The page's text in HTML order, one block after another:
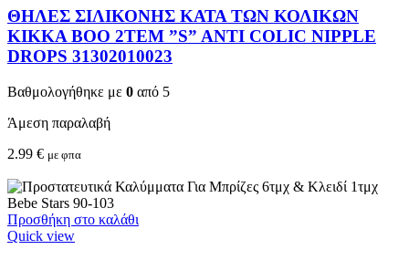
ΘΗΛΕΣ ΣΙΛΙΚΟΝΗΣ ΚΑΤΑ ΤΩΝ ΚΟΛΙΚΩΝ
KIKKA BOO 2TEM ”S” ANTI COLIC NIPPLE
DROPS 31302010023
Βαθμολογήθηκε με 0 από 5
Άμεση παραλαβή
2.99 € με φπα
Προσθήκη στο καλάθι
Quick view